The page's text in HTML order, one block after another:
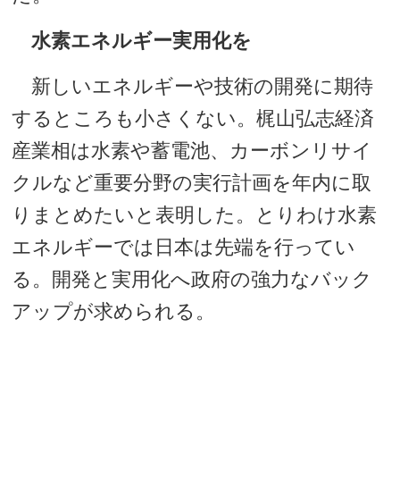
水素エネルギー実用化を
新しいエネルギーや技術の開発に期待
するところも小さくない。梶山弘志経済
産業相は水素や蓄電池、カーボンリサイ
クルなど重要分野の実行計画を年内に取
りまとめたいと表明した。とりわけ水素
エネルギーでは日本は先端を行ってい
る。開発と実用化へ政府の強力なバック
アップが求められる。